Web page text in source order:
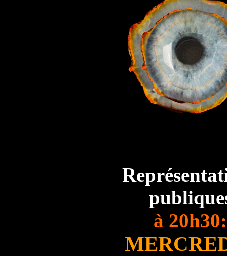
à 20h30: